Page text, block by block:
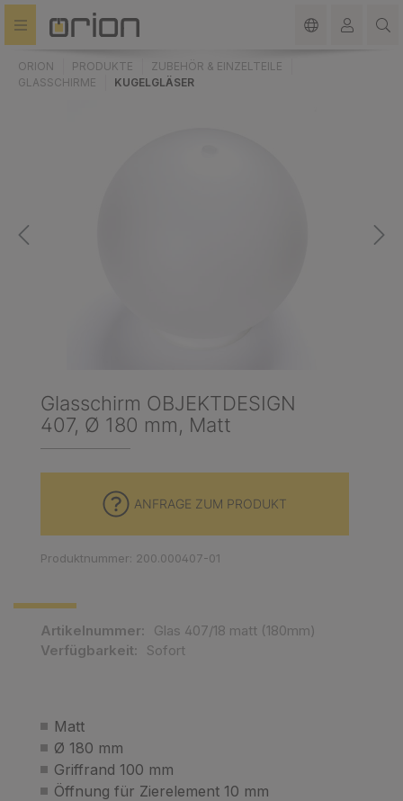
springen
ORION PRODUKTE
ZUBEHÖR & EINZELTEILE
GLASSCHIRME
KUGELGLÄSER
Glasschirm OBJEKTDESIGN
407, Ø 180 mm, Matt
Matt
Ø 180 mm
Griffrand 100 mm
Öffnung für Zierelement 10 mm
Artikelnummer:
Glas 407/18 matt (180mm)
Verfügbarkeit:
Sofort
ANFRAGE ZUM PRODUKT
Produktnummer: 200.000407-01